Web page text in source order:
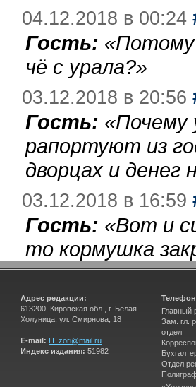
04.12.2018 в 00:24
Гость: «Потому
чё с урала?»
03.12.2018 в 20:56
Гость: «Почему
рапортуют из
дворцах и
03.12.2018 в 16:59
Гость: «Вот и
то кормушка
Адрес редакции:
613200, Кировская обл., г. Белая
Холуница, ул. Смирнова, 18
E-mail: H_zori@mail.ru
Индекс издания: 51982
Главный
Зам. гл.
отдел
Отдел